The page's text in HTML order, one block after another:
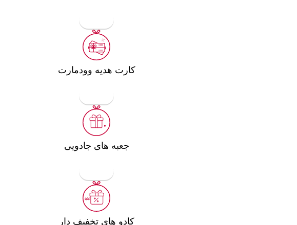
کارت هدیه وودمارت
جعبه های جادویی
کادو های تخفیف دار